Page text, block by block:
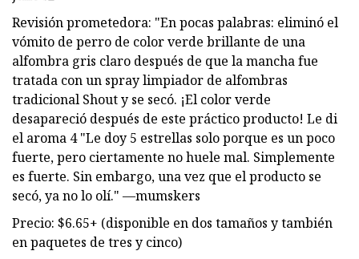
Revisión prometedora: "En pocas palabras: eliminó el
vómito de perro de color verde brillante de una
alfombra gris claro después de que la mancha fue
tratada con un spray limpiador de alfombras
tradicional Shout y se secó. ¡El color verde
desapareció después de este práctico producto! Le di
el aroma 4 "Le doy 5 estrellas solo porque es un poco
fuerte, pero ciertamente no huele mal. Simplemente
es fuerte. Sin embargo, una vez que el producto se
secó, ya no lo olí." —mumskers
Precio: $6.65+ (disponible en dos tamaños y también
en paquetes de tres y cinco)